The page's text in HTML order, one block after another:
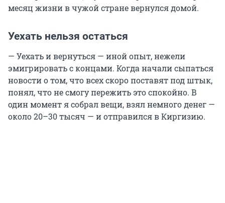
месяц жизни в чужой стране вернулся домой.
Уехать нельзя остаться
— Уехать и вернуться — иной опыт, нежели
эмигрировать с концами. Когда начали сыпаться
новости о том, что всех скоро поставят под штык,
понял, что не смогу пережить это спокойно. В
один момент я собрал вещи, взял немного денег —
около 20–30 тысяч — и отправился в Киргизию.